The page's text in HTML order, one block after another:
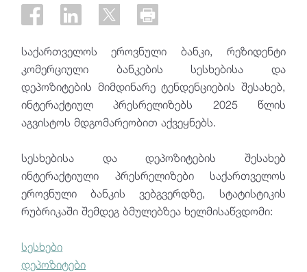
საქართველოს ეროვნული ბანკი, რეზიდენტი
კომერციული ბანკების სესხებისა და
დეპოზიტების მიმდინარე ტენდენციების შესახებ,
ინტერაქტიულ პრესრელიზებს 2025 წლის
აგვისტოს მდგომარეობით აქვეყნებს.
სესხებისა და დეპოზიტების შესახებ
ინტერაქტიული პრესრელიზები საქართველოს
ეროვნული ბანკის ვებგვერდზე, სტატისტიკის
რუბრიკაში შემდეგ ბმულებზეა ხელმისაწვდომი:
სესხები
დეპოზიტები